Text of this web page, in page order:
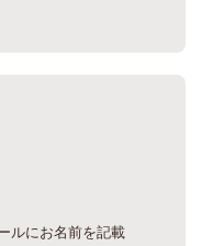
ルにお名前を記載